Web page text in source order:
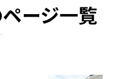
ージ一覧